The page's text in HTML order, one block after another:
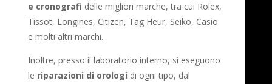
e cronografi delle migliori marche, tra cui Rolex,
Tissot, Longines, Citizen, Tag Heur, Seiko, Casio
e molti altri marchi.
Inoltre, presso il laboratorio interno, si eseguono
le riparazioni di orologi di ogni tipo, dal